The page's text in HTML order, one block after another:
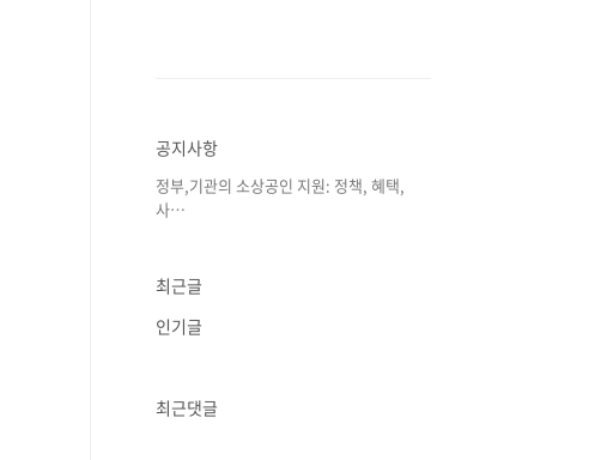
공지사항
정부,기관의 소상공인 지원: 정책, 혜택,
사⋯
최근글
인기글
최근댓글